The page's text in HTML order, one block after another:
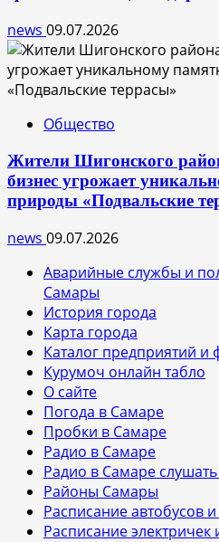
news 09.07.2026
Общество
Жители Шигонского
бизнес угрожает
природы «Подвальские
news 09.07.2026
Аварийные службы и
Самары
История города
Карта города
Каталог предприятий
Курумоч онлайн табло
О сайте
Погода в Самаре
Пробки в Самаре
Радио в Самаре
Радио в Самаре
Районы Самары
Расписание автобусов
Расписание